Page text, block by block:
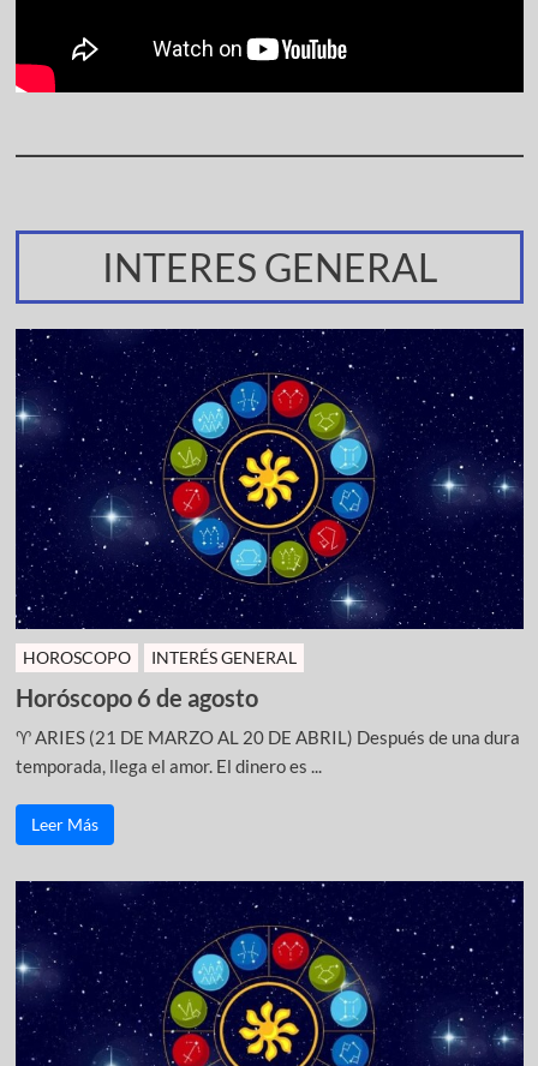
INTERES GENERAL
HOROSCOPO INTERÉS GENERAL
Horóscopo 6 de agosto
♈ ARIES (21 DE MARZO AL 20 DE ABRIL) Después de una dura
temporada, llega el amor. El dinero es ...
Leer Más